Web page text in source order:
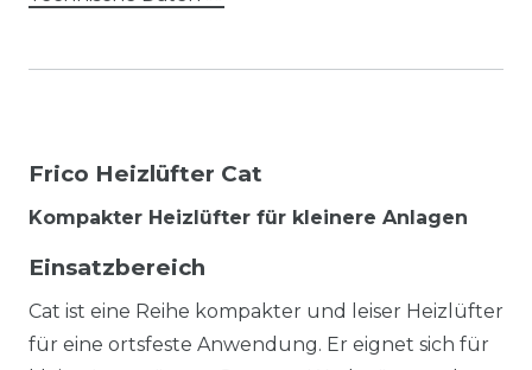
Frico Heizlüfter Cat
Kompakter Heizlüfter für kleinere Anlagen
Einsatzbereich
Cat ist eine Reihe kompakter und leiser Heizlüfter
für eine ortsfeste Anwendung. Er eignet sich für